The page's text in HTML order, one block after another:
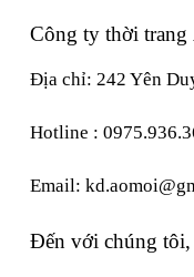
Công ty thời
Địa chỉ: 242 Yên
Hotline :
Email:
Đến với chúng tôi,